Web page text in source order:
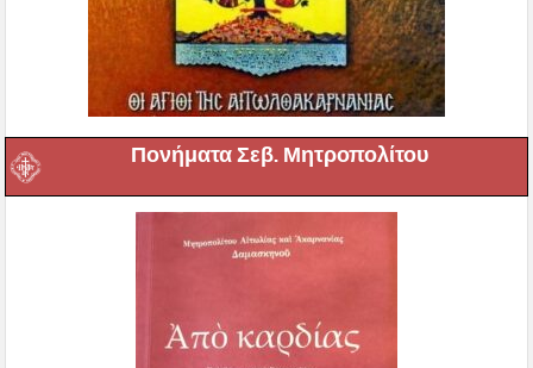
Πονήματα Σεβ. Μητροπολίτου